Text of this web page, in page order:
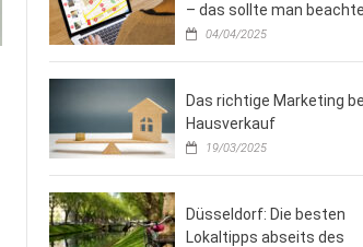
– das sollte man
04/04/2025
Das richtige Marketing
Hausverkauf
19/03/2025
Düsseldorf: Die besten
Lokaltipps abseits des